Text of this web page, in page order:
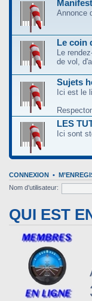
Annonce
Le coin
Le
de vol,
Sujets
Ici est le
LES
Ici sont
CONNEXION •
Nom d’utilisateur:
QUI EST